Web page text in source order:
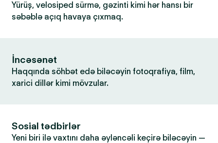
Yürüş, velosiped sürmə, gəzinti kimi hər hansı bir
səbəblə açıq havaya çıxmaq.
İncəsənət
Haqqında söhbət edə biləcəyin fotoqrafiya, film,
xarici dillər kimi mövzular.
Sosial tədbirlər
Yeni biri ilə vaxtını daha əyləncəli keçirə biləcəyin —